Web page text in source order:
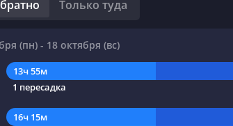
Только туда
(пн) - 18 октября (вс)
13ч 55м
1 пересадка
16ч 15м